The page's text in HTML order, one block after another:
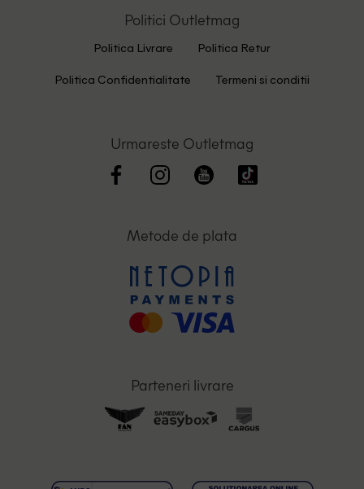
Politici Outletmag
Politica Livrare Politica Retur
Politica Confidentialitate Termeni si conditii
Urmareste Outletmag
Metode de plata
Parteneri livrare